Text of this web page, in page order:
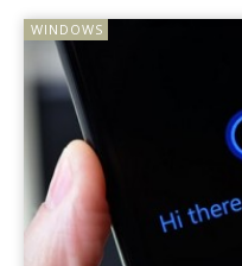
WINDOWS